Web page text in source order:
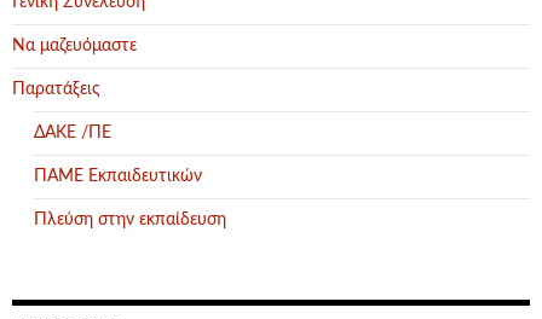
Να μαζευόμαστε
Παρατάξεις
ΔΑΚΕ /ΠΕ
ΠΑΜΕ Εκπαιδευτικών
Πλεύση στην εκπαίδευση